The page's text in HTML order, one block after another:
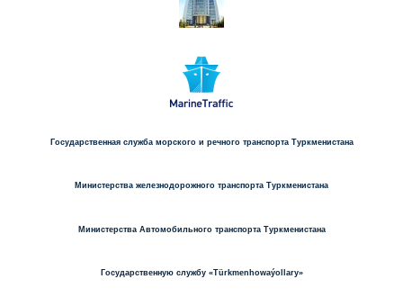
Государственная служба морского и речного транспорта Туркменистана
Министерства железнодорожного транспорта Туркменистана
Министерства Автомобильного транспорта Туркменистана
Государственную службу «Türkmenhowaýollary»